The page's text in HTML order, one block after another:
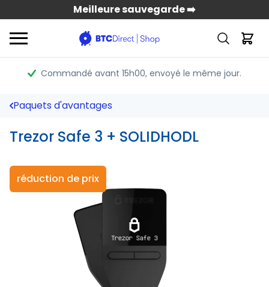
Meilleure sauvegarde ➡️
Commandé avant 15h00, envoyé le même jour.
Paquets d'avantages
Trezor Safe 3 + SOLIDHODL
réduction de prix